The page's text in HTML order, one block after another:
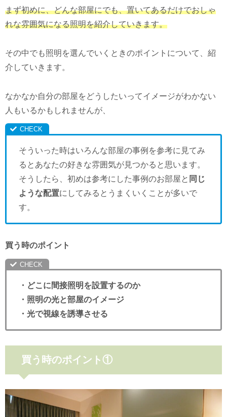
まず初めに、どんな部屋にでも、置いてあるだけでおしゃ
れな雰囲気になる照明を紹介していきます。
その中でも照明を選んでいくときのポイントについて、紹
介していきます。
なかなか自分の部屋をどうしたいってイメージがわかない
人もいるかもしれませんが、
そういった時はいろんな部屋の事例を参考に見てみ
るとあなたの好きな雰囲気が見つかると思います。
そうしたら、初めは参考にした事例のお部屋と 同じ
ような配置にしてみるとうまくいくことが多いで
す。
買う時のポイント
・どこに間接照明を設置するのか
・照明の光と部屋のイメージ
・光で視線を誘導させる
買う時のポイント①